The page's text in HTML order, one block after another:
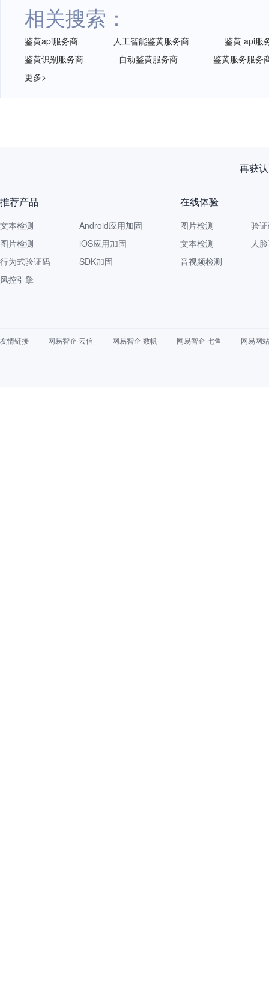
相关搜索：
鉴黄api服务商 人工智能鉴黄服务商
鉴黄 api服
鉴黄识别服务商
自动鉴黄服务商
鉴黄服务服务
更多>
再获
推荐产品
文本检测
图片检测
行为式验证码
风控引擎
Android应用加固
iOS应用加固
SDK加固
在线体验
图片检测
文本检测
音视频检测
验
人
友情链接 网易智企·云信 网易智企·数帆 网易智企·七鱼 网易网